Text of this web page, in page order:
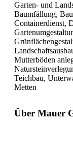
Garten- und
Baumfällung,
Containerdienst,
Mutterböden
Teichbau,
Metten
Über Mauer